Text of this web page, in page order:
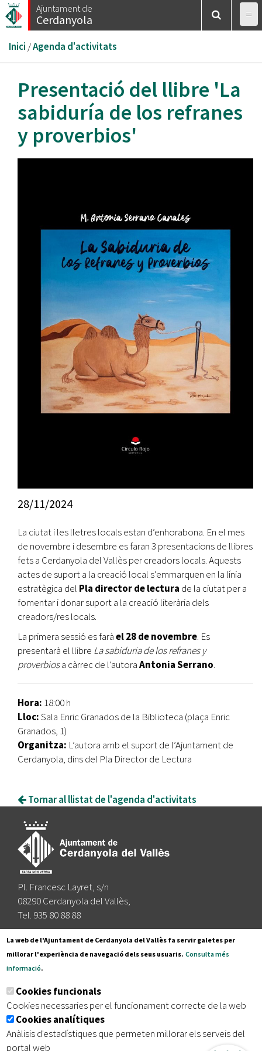
Vés
al
Ajuntament de
Cerdanyola
Esteu
aquí
Inici /Agenda d'activitats
Presentació del llibre 'La
sabiduría de los refranes
y proverbios'
28/11/2024
La ciutat i les lletres locals estan d’enhorabona. En el mes
de novembre i desembre es faran 3 presentacions de llibres
fets a Cerdanyola del Vallès per creadors locals. Aquests
actes de suport a la creació local s’emmarquen en la línia
estratègica del Pla director de lectura de la ciutat per a
fomentar i donar suport a la creació literària dels
creadors/res locals.
La primera sessió es faràel 28 de novembre. Es
presentarà el llibre La sabiduria de los refranes y
proverbiosa càrrec de l'autoraAntonia Serrano.
Hora: 18:00 h
Lloc:Sala Enric Granados de la Biblioteca (plaça Enric
Granados, 1)
Organitza: L’autora amb el suport de l’Ajuntament de
Cerdanyola, dins del Pla Director de Lectura
Tornar al llistat de l'agenda d'activitats
Pl. Francesc Layret, s/n
08290 Cerdanyola del Vallès,
Tel. 935 80 88 88
Segueix-nos a:
Subscriu-te al nostre butlletí
Inici | Avís legal | Protecció de dades
| Accessibilitat
La web de l'Ajuntament de Cerdanyola del Vallès fa servir galetes per
millorar l'experiència de navegació dels seus usuaris. Consulta més
informació.
Cookies funcionals
Cookies necessaries per el funcionament correcte de la web
Cookies analítiques
Anàlisis d'estadístiques que permeten millorar els serveis del
portal web